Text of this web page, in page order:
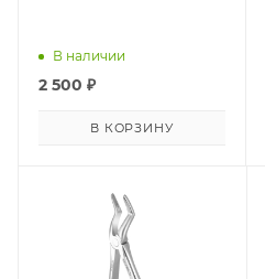
В наличии
2 500 ₽
В КОРЗИНУ